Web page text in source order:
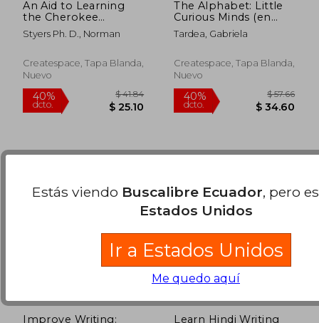
dcto. $ 62.27 $
An Aid to Learning
the Cherokee
Syllabary (en Inglés)
Styers Ph. D., Norman
Createspace, Tapa Blanda,
Nuevo
The Alphabet: Little
Curious Minds (en
Inglés)
Tardea, Gabriela
Createspace, Tapa Blanda,
Nuevo
Improve Writing:
Learn Hindi Writing
Estás viendo Buscalibre Ecuador, pero
Estados Unidos
Ir a Estados Unidos
Me quedo aquí